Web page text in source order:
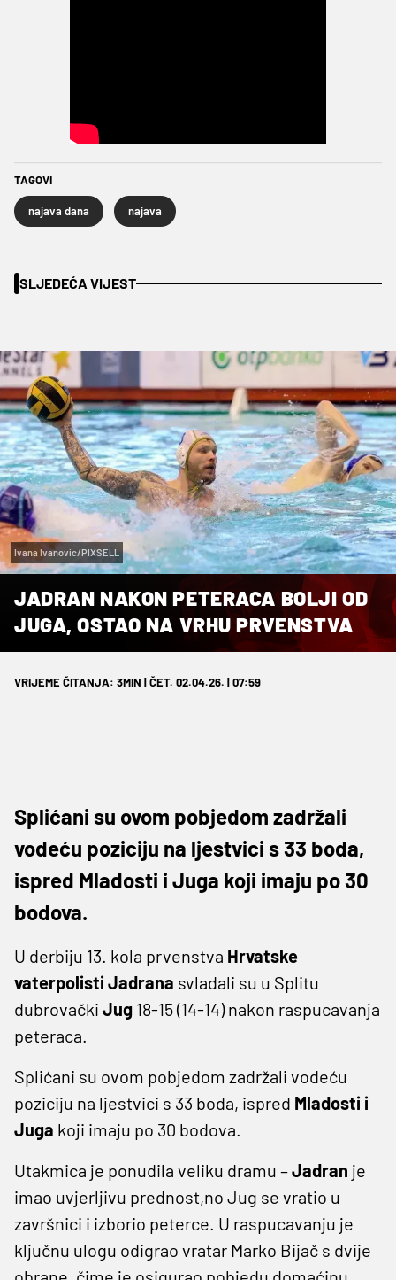
TAGOVI
najava dana najava
SLJEDEĆA VIJEST
Ivana Ivanovic/PIXSELL
JADRAN NAKON PETERACA BOLJI OD
JUGA, OSTAO NA VRHU PRVENSTVA
VRIJEME ČITANJA: 3MIN | ČET. 02.04.26. | 07:59
Splićani su ovom pobjedom zadržali
vodeću poziciju na ljestvici s 33 boda,
ispred Mladosti i Juga koji imaju po 30
bodova.
U derbiju 13. kola prvenstva Hrvatske
vaterpolisti Jadrana svladali su u Splitu
dubrovački Jug 18-15 (14-14) nakon raspucavanja
peteraca.
Splićani su ovom pobjedom zadržali vodeću
poziciju na ljestvici s 33 boda, ispred Mladosti i
Juga koji imaju po 30 bodova.
Utakmica je ponudila veliku dramu –Jadran je
imao uvjerljivu prednost,no Jug se vratio u
završnici i izborio peterce. U raspucavanju je
ključnu ulogu odigrao vratar Marko Bijač s dvije